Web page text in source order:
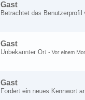
Gast
Betrachtet das Benutzerprofil
Gast
Unbekannter Ort - Vor einem
Gast
Fordert ein neues Kennwort